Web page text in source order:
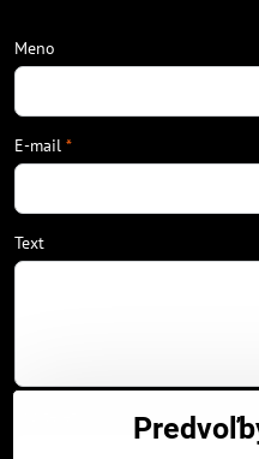
Meno
E-mail *
Text